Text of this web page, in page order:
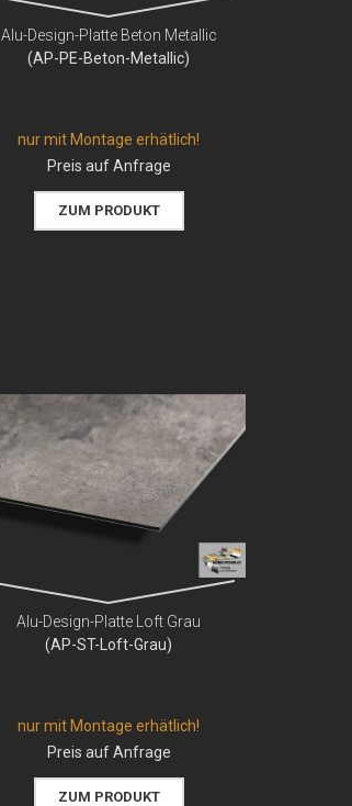
Alu-Design-Platte Beton Metallic
(AP-PE-Beton-Metallic)
nur mit Montage erhätlich!
Preis auf Anfrage
ZUM PRODUKT
Alu-Design-Platte Loft Grau
(AP-ST-Loft-Grau)
nur mit Montage erhätlich!
Preis auf Anfrage
ZUM PRODUKT